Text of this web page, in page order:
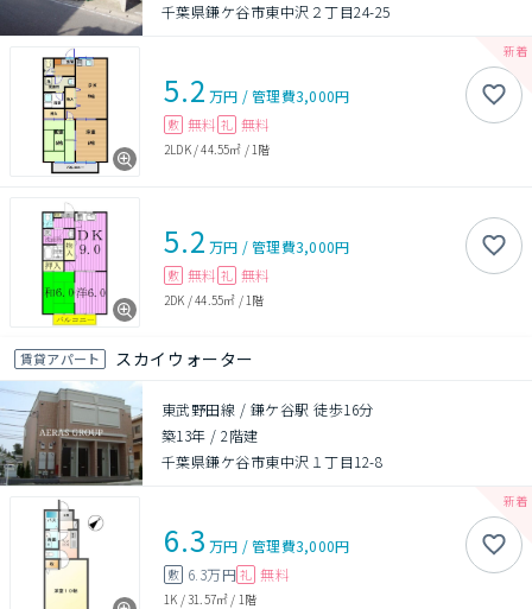
千葉県鎌ケ谷市東中沢２丁目24-25
5.2 万円 /管理費3,000円
敷 無料 礼 無料
2LDK/44.55㎡ / 1階
5.2 万円 /管理費3,000円
敷 無料 礼 無料
2DK /44.55㎡ / 1階
賃貸アパート スカイウォーター
東武野田線 / 鎌ケ谷駅 徒歩16分
築13年 /2階建
千葉県鎌ケ谷市東中沢１丁目12-8
6.3 万円 /管理費3,000円
敷 6.3万円 礼 無料
1K /31.57㎡ / 1階